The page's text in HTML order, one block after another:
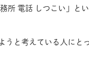
所 電話 しつこい」と
うと考えている人にと